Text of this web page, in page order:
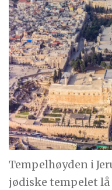
Tempelhøyden i
jødiske tempelet lå